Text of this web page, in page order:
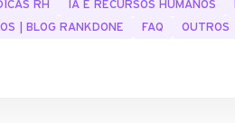
RH IA E RECURSOS HUMANOS
| BLOG RANKDONE FAQ OUTROS